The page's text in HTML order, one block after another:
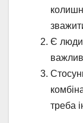
Є
треба